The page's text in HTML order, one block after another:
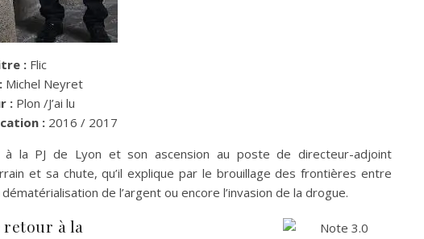
: Flic
Michel Neyret
: Plon /J’ai lu
: 2016 / 2017
la PJ de Lyon et son ascension au poste de directeur-adjoint
et sa chute, qu’il explique par le brouillage des frontières entre
de l’argent ou encore l’invasion de la drogue.
retour à la